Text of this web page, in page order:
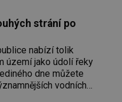
strání po
nabízí tolik
území jako údolí řeky
dne můžete
vodních